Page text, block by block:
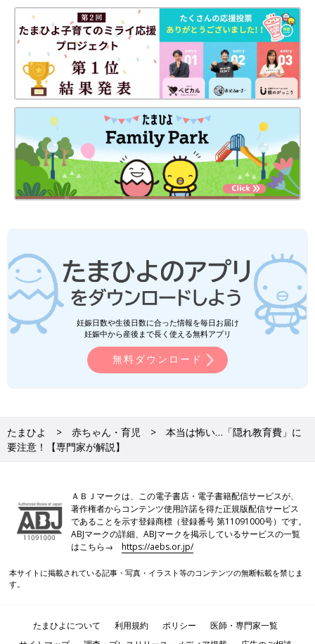
妊娠日数や生後日数に合った情報を毎日お届け
妊娠中から産後まで長く使える無料アプリ
無料ダウンロード
たまひよ 赤ちゃん・育児
本当は怖い…「隠れ教育費」に
要注意！【専門家が解説】
ＡＢＪマークは、この電子書店・電子書籍配信サービスが、
著作権者からコンテンツ使用許諾を得た正規版配信サービス
であることを示す登録商標（登録番号 第11091000号）です。
ABJマークの詳細、ABJマークを掲示しているサービスの一覧
はこちら→https://aebs.or.jp/
本サイトに掲載されている記事・写真・イラスト等のコンテンツの無断転載を禁じま
す。
たまひよについて 利用規約 ポリシー
医師・専門家一覧